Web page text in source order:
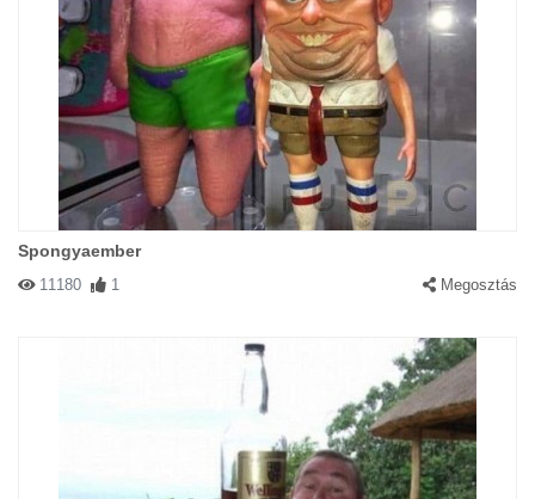
Spongyaember
11180 1 Megosztás